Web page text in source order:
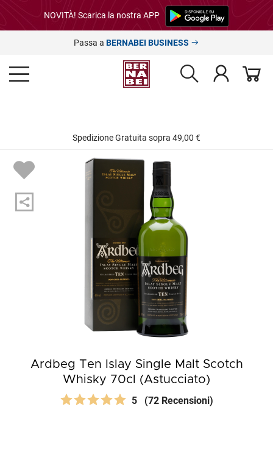
NOVITÀ! Scarica la nostra APP
Passa a BERNABEI BUSINESS
Spedizione Gratuita sopra 49,00 €
Ardbeg Ten Islay Single Malt Scotch
Whisky 70cl (Astucciato)
5 (72 Recensioni)